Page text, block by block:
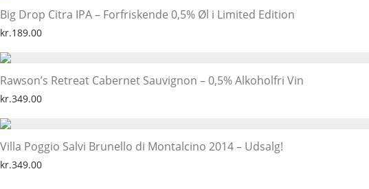
Big Drop Citra IPA – Forfriskende 0,5% Øl i Limited Edition
kr.189.00
Rawson’s Retreat Cabernet Sauvignon – 0,5% Alkoholfri Vin
kr.349.00
Villa Poggio Salvi Brunello di Montalcino 2014 – Udsalg!
kr.349.00